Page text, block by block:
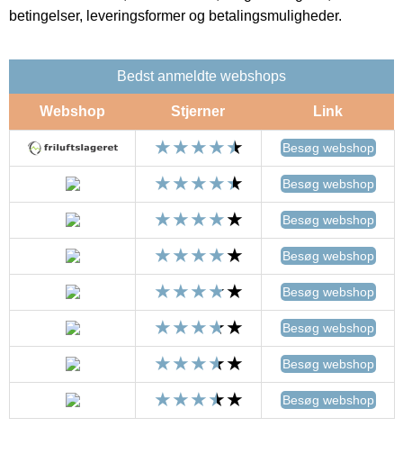
betingelser, leveringsformer og betalingsmuligheder.
Bedst anmeldte webshops
Webshop Stjerner Link
Besøg webshop
Besøg webshop
Besøg webshop
Besøg webshop
Besøg webshop
Besøg webshop
Besøg webshop
Besøg webshop